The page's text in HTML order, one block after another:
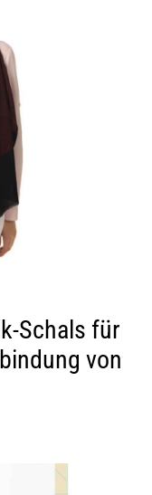
Schals für
von